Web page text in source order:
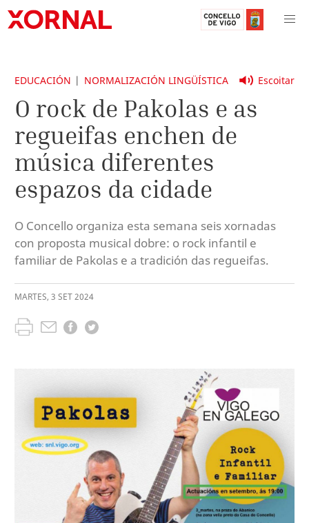
Escoitar
EDUCACIÓN NORMALIZACIÓN LINGÜÍSTICA
O rock de Pakolas e as
regueifas enchen de
música diferentes
espazos da cidade
O Concello organiza esta semana seis xornadas
con proposta musical dobre: o rock infantil e
familiar de Pakolas e a tradición das regueifas.
MARTES, 3 SET2024